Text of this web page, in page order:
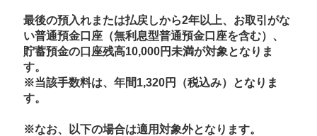
最後の預入れまたは払戻しから2年以上、お取引がな
い普通預金口座（無利息型普通預金口座を含む）、
貯蓄預金の口座残高10,000円未満が対象となりま
す。
※当該手数料は、年間1,320円（税込み）となりま
す。
※なお、以下の場合は適用対象外となります。